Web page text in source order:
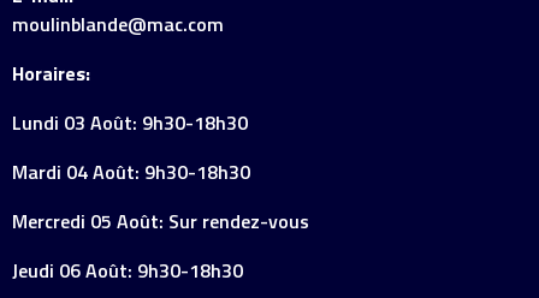
moulinblande@mac.com
Horaires:
Lundi 03 Août: 9h30-18h30
Mardi 04 Août: 9h30-18h30
Mercredi 05 Août: Sur rendez-vous
Jeudi 06 Août: 9h30-18h30